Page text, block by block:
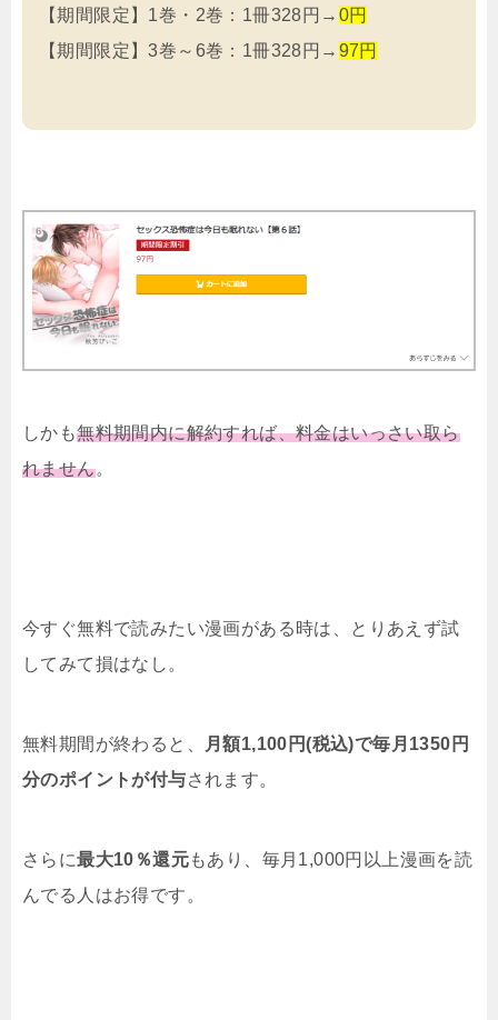
【期間限定】1巻・2巻：1冊328円→ 0円
【期間限定】3巻～6巻：1冊328円→ 97円
しかも無料期間内に解約すれば、料金はいっさい取ら
れません。
今すぐ無料で読みたい漫画がある時は、とりあえず試
してみて損はなし。
無料期間が終わると、
月額1,100円(税込)で毎月1350円
分のポイントが付与されます。
さらに最大10％還元もあり、毎月1,000円以上漫画を読
んでる人はお得です。